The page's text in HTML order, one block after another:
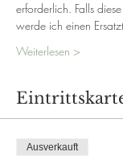
erforderlich. Falls
werde ich einen
Weiterlesen >
Ausverkauft